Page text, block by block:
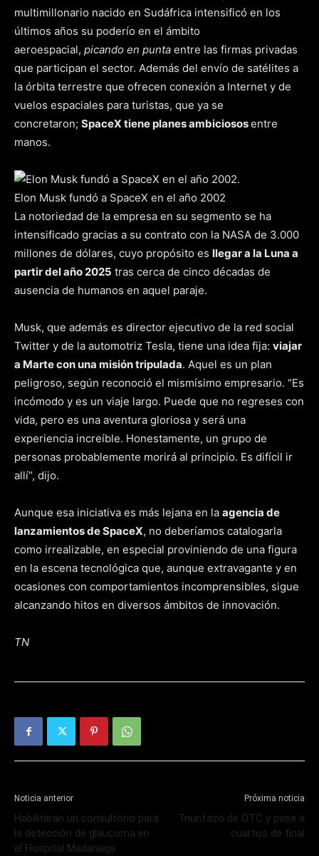
multimillonario nacido en Sudáfrica intensificó en los
últimos años su poderío en el ámbito
aeroespacial, picando en punta entre las firmas privadas
que participan el sector. Además del envío de satélites a
la órbita terrestre que ofrecen conexión a Internet y de
vuelos espaciales para turistas, que ya se
concretaron; SpaceX tiene planes ambiciososentre
manos.
Elon Musk fundó a SpaceX en el año 2002
La notoriedad de la empresa en su segmento se ha
intensificado gracias a su contrato con la NASA de 3.000
millones de dólares, cuyo propósito es llegar a la Luna a
partir del año 2025 tras cerca de cinco décadas de
ausencia de humanos en aquel paraje.
Musk, que además es director ejecutivo de la red social
Twitter y de la automotriz Tesla, tiene una idea fija: viajar
a Marte con una misión tripulada. Aquel es un plan
peligroso, según reconoció el mismísimo empresario. “Es
incómodo y es un viaje largo. Puede que no regreses con
vida, pero es una aventura gloriosa y será una
experiencia increíble. Honestamente, un grupo de
personas probablemente morirá al principio. Es difícil ir
allí”, dijo.
Aunque esa iniciativa es más lejana en la agencia de
lanzamientos de SpaceX, no deberíamos catalogarla
como irrealizable, en especial proviniendo de una figura
en la escena tecnológica que, aunque extravagante y en
ocasiones con comportamientos incomprensibles, sigue
alcanzando hitos en diversos ámbitos de innovación.
TN
Noticia anterior
Habilitarán un consultorio para
la detección de glaucoma en
el Hospital Madariaga
Próxima noticia
Triunfazo de OTC y pase a
cuartos de final